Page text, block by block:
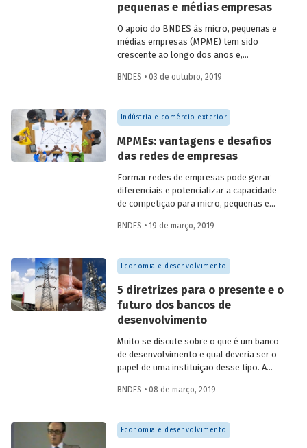
pequenas e médias empresas
O apoio do BNDES às micro, pequenas e
médias empresas (MPME) tem sido
crescente ao longo dos anos e,
valor desembolsado anualmente pelo
pergunta “Por que o BNDES deveria
apoiar as MPMEs?”, o estudo
número 146 tem como objetivo analisar
em detalhes a relação do Banco com
esse conjunto de empresas por meio de
argumentos teóricos, empíricos e
práticos. Além disso, o artigo analisa os
produtos da instituição voltados para as
MPMEs e os desafios futuros na relação
BNDES • 03 de outubro, 2019
Indústria e comércio exterior
MPMEs: vantagens e desafios
das redes de empresas
Formar redes de empresas pode gerar
diferenciais e potencializar a capacidade
de competição para micro, pequenas e
tipos de cooperação entre firmas, como
associações, por exemplo. Elas podem
envolver também empresas de grande
companhias concorrentes. Nessas redes,
firmas legalmente independentes juntam
esforços em torno de benefícios em
estratégias cooperativas entre empresas
e conheça também seus desafios.
BNDES • 19 de março, 2019
Economia e desenvolvimento
5 diretrizes para o presente e o
futuro dos bancos de
desenvolvimento
Muito se discute sobre o que é um banco
de desenvolvimento e qual deveria ser o
papel de uma instituição desse tipo. A
a atuação de 9 destas entidades, em
possível encontrar desafios comuns, que
ajudam a (re)definir o papel dos bancos e
BNDES • 08 de março, 2019
Economia e desenvolvimento